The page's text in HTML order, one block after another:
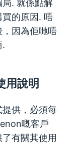
. 就係點解
的原因. 唔
因為佢哋唔
.
用說明
供，必須每
嘅客戶
有關其使用